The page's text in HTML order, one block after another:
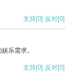
支持[0] 反对[0]
乐需求。
支持[0] 反对[0]